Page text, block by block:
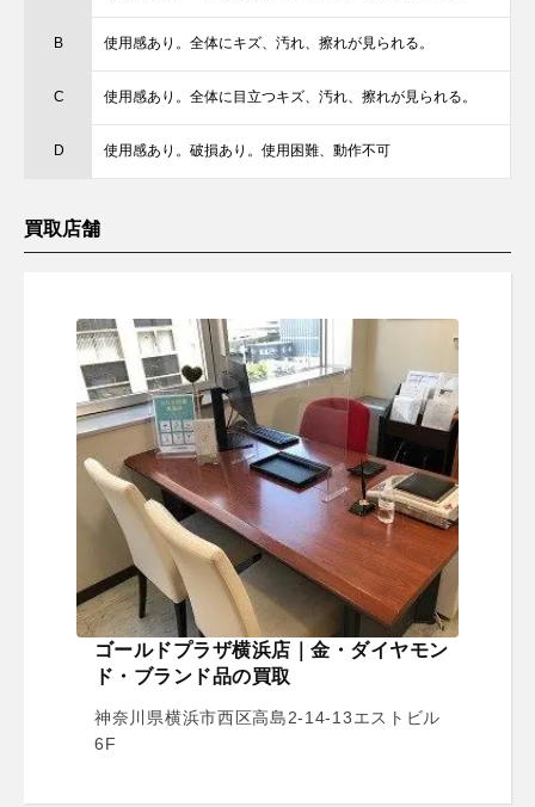
B 使用感あり。全体にキズ、汚れ、擦れが見られる。
C 使用感あり。全体に目立つキズ、汚れ、擦れが見られる。
D 使用感あり。破損あり。使用困難、動作不可
買取店舗
ゴールドプラザ横浜店｜金・ダイヤモン
ド・ブランド品の買取
神奈川県横浜市西区高島2-14-13エストビル
6F